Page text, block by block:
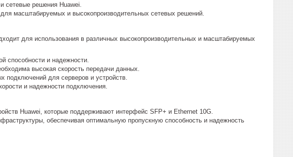
сетевые решения Huawei.
масштабируемых и высокопроизводительных сетевых решений.
для использования в различных высокопроизводительных и масштабируемых
способности и надежности.
высокая скорость передачи данных.
для серверов и устройств.
и надежности подключения.
Huawei, которые поддерживают интерфейс SFP+ и Ethernet 10G.
обеспечивая оптимальную пропускную способность и надежность